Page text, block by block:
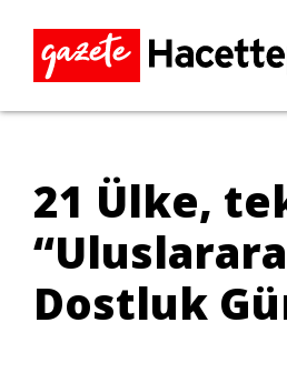
21 Ülke,
Dostluk